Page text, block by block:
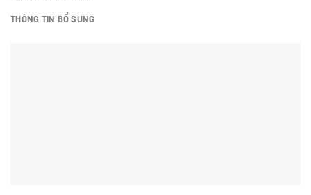
THÔNG TIN BỔ SUNG